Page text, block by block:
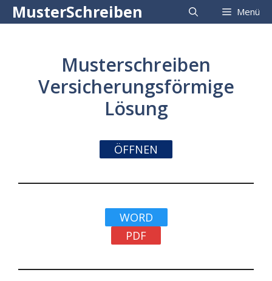
Zum
Inhalt
MusterSchreiben Menü
Musterschreiben
Versicherungsförmige
Lösung
ÖFFNEN
WORD
PDF